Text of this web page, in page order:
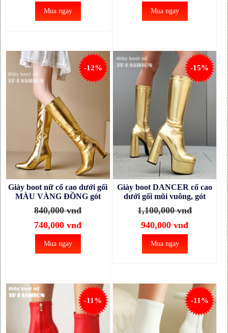
Mua ngay Mua ngay
-12%
Giày boot nữ cổ cao dưới gối
MÀU VÀNG ĐỒNG gót
vuông 8.5cm, mũi nhọn
THANH DÁNG GCC50B
840,000 vnđ
740,000 vnđ
Mua ngay
-15%
Giày boot DANCER cổ cao
dưới gối mũi vuông, gót
vuông 14cm màu vàng đồng
THỜI THƯỢNG GCC53B
1,100,000 vnđ
940,000 vnđ
Mua ngay
-11% -11%